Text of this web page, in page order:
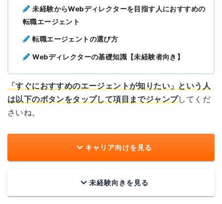
未経験からWebディレクターを目指す人におすすめの
転職エージェント
転職エージェントの選び方
Webディレクターの基礎知識【未経験者向き】
「すぐにおすすめのエージェントが知りたい」という人
は以下のボタンをタップして項目までジャンプしてくだ
さいね。
キャリア向けを見る
未経験向きを見る